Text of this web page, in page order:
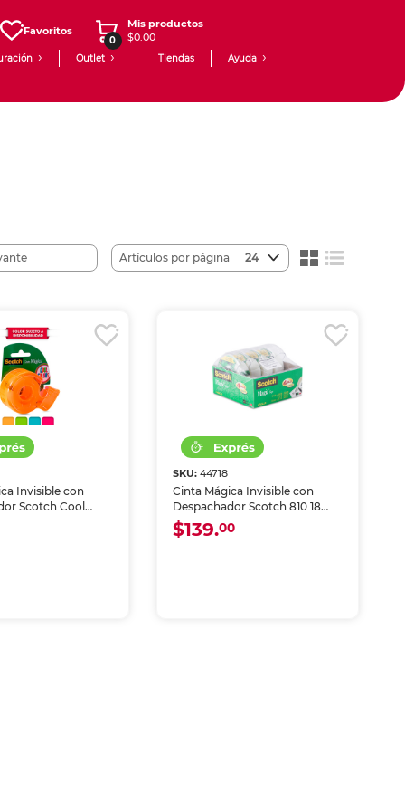
Favoritos
0
Mis productos
$0.00
Outlet Tiendas Ayuda
Artículos por página 24
Invisible con
Scotch Cool
mm x 16.5 m
SKU: 44718
Cinta Mágica Invisible con
Despachador Scotch 810 18
mm x 12.7 m 4 piezas
$139.00